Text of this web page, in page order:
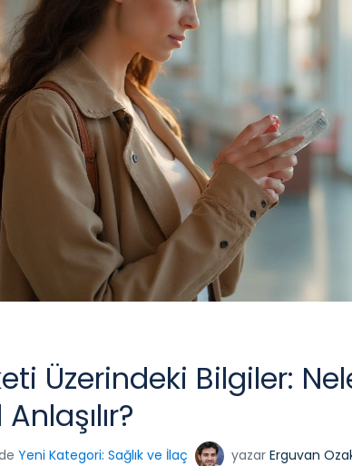
Üzerindeki Bilgiler:
Yeni Kategori: Sağlık ve İlaç yazar Erguvan